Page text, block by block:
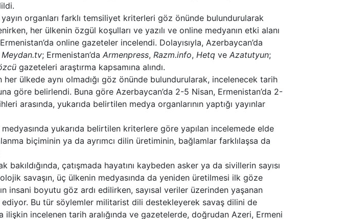
organları farklı temsiliyet kriterleri göz önünde bulundurularak
her ülkenin özgül koşulları ve yazılı ve online medyanın etki alanı
online gazeteler incelendi. Dolayısıyla, Azerbaycan’da
Meydan.tv; Ermenistan’da Armenpress, Razm.info, Hetq ve Azatutyun;
gazeteleri araştırma kapsamına alındı.
her ülkede aynı olmadığı göz önünde bulundurularak, incelenecek tarih
göre belirlendi. Buna göre Azerbaycan’da 2-5 Nisan, Ermenistan’da 2-
arasında, yukarıda belirtilen medya organlarının yaptığı yayınlar
yukarıda belirtilen kriterlere göre yapılan incelemede elde
biçiminin ya da ayrımcı dilin üretiminin, bağlamlar farklılaşsa da
bakıldığında, çatışmada hayatını kaybeden asker ya da sivillerin sayısı
savaşın, üç ülkenin medyasında da yeniden üretilmesi ilk göze
insani boyutu göz ardı edilirken, sayısal veriler üzerinden yaşanan
ediyor. Bu tür söylemler militarist dili destekleyerek savaş dilini de
ilişkin incelenen tarih aralığında ve gazetelerde, doğrudan Azeri, Ermeni